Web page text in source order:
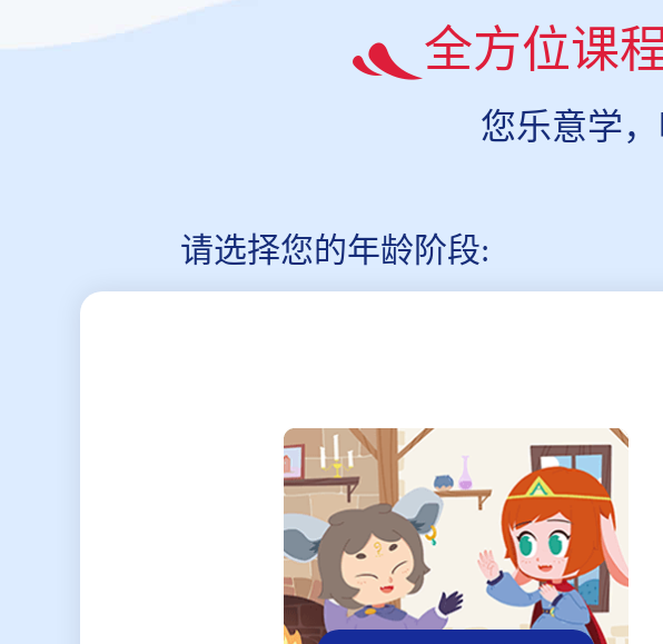
全方位课
您乐意学
请选择您的年龄阶段: